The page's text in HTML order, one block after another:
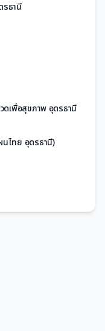
รธานี
เพื่อสุขภาพ อุดรธานี
ไทย อุดรธานี)